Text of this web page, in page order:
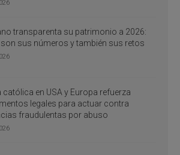
transparenta su patrimonio a 2026:
sus números y también sus retos
católica en USA y Europa refuerza
legales para actuar contra
fraudulentas por abuso